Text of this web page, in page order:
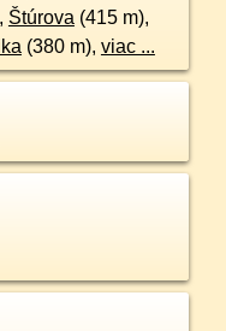
Štúrova (415 m),
(380 m), viac ...